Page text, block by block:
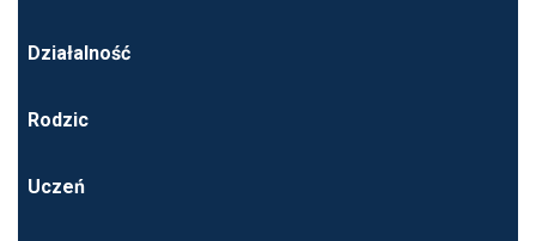
Działalność
Rodzic
Uczeń